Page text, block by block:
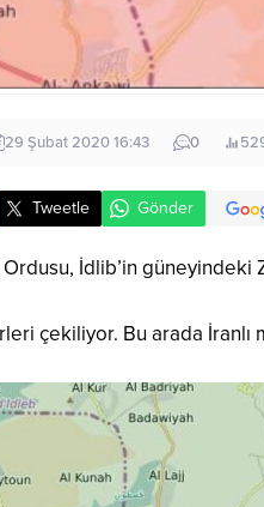
29 Şubat 2020 16:43 0
Tweetle Gönder
İdlib’in
çekiliyor. Bu arada